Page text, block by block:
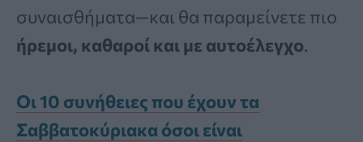
συναισθήματα—και θα παραμείνετε πιο
ήρεμοι, καθαροί και με αυτοέλεγχο.
Οι 10 συνήθειες που έχουν τα
Σαββατοκύριακα όσοι είναι